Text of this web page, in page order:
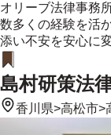
オリーブ法律事務
数多くの経験を活
添い不安を安心に
島村研策法
香川県>高松市>